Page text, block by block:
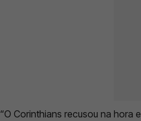
“O Corinthians recusou na hora